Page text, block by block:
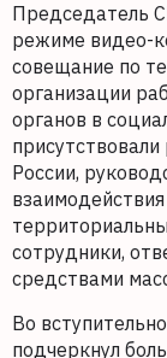
Председатель
режиме видео-
совещание по
организации
органов в
России,
сотрудники,
средствами
Во
подчеркнул